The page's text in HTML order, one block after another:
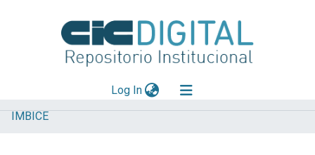
Log In(current)
Explorar
IMBICE